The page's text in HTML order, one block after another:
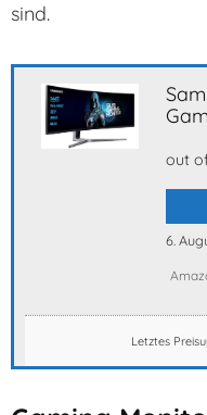
sind.
out
6.
Letztes